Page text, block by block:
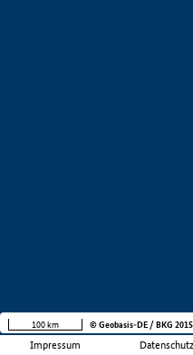
Impressum
100 km © Geobasis-DE / BKG 2015